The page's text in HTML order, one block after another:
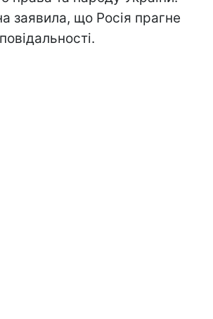
заявила, що Росія прагне